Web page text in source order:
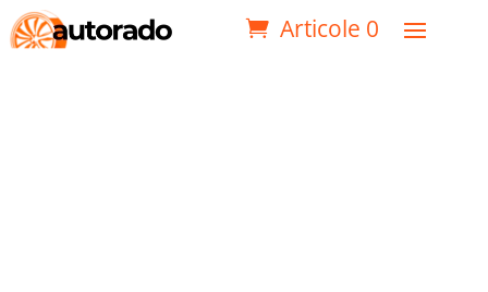
Articole 0